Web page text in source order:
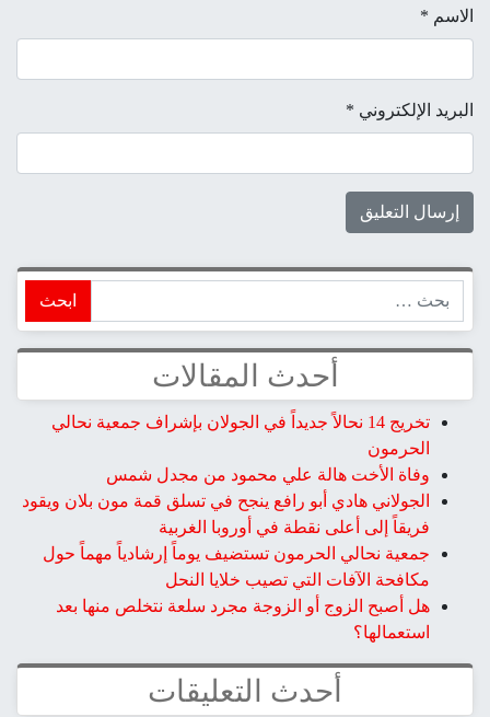
الاسم *
البريد الإلكتروني *
أحدث المقالات
تخريج 14 نحالاً جديداً في الجولان بإشراف جمعية نحالي
الحرمون
وفاة الأخت هالة علي محمود من مجدل شمس
الجولاني هادي أبو رافع ينجح في تسلق قمة مون بلان ويقود
فريقاً إلى أعلى نقطة في أوروبا الغربية
جمعية نحالي الحرمون تستضيف يوماً إرشادياً مهماً حول
مكافحة الآفات التي تصيب خلايا النحل
هل أصبح الزوج أو الزوجة مجرد سلعة نتخلص منها بعد
استعمالها؟
أحدث التعليقات